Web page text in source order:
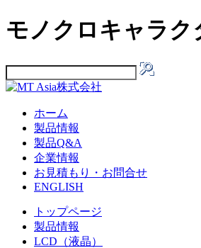
モノクロキャラク
ホーム
製品情報
製品Q&A
企業情報
お見積もり・お問合せ
ENGLISH
トップページ
製品情報
LCD（液晶）